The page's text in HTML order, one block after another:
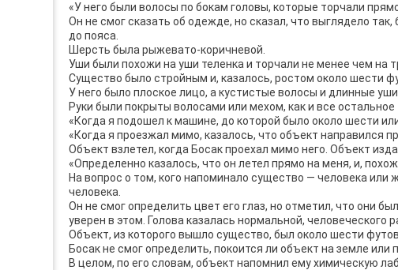
«У него были волосы по бокам головы, которые торчали
Он не смог сказать об одежде, но сказал, что выглядело
до пояса.
Шерсть была рыжевато-коричневой.
Уши были похожи на уши теленка и торчали не менее чем на
Существо было стройным и, казалось, ростом около шести
У него было плоское лицо, а кустистые волосы и длинные
Руки были покрыты волосами или мехом, как и все остальное
«Когда я подошел к машине, до которой было около шести
«Когда я проезжал мимо, казалось, что объект направился
Объект взлетел, когда Босак проехал мимо него. Объект
«Определенно казалось, что он летел прямо на меня, и,
На вопрос о том, кого напоминало существо — человека
человека.
Он не смог определить цвет его глаз, но отметил, что они
уверен в этом. Голова казалась нормальной, человеческого
Объект, из которого вышло существо, был около шести
Босак не смог определить, покоится ли объект на земле или
В целом, по его словам, объект напомнил ему химическую